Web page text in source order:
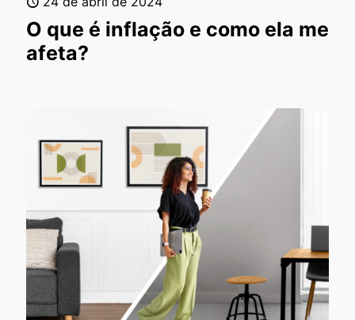
O que é inflação e como ela me
afeta?